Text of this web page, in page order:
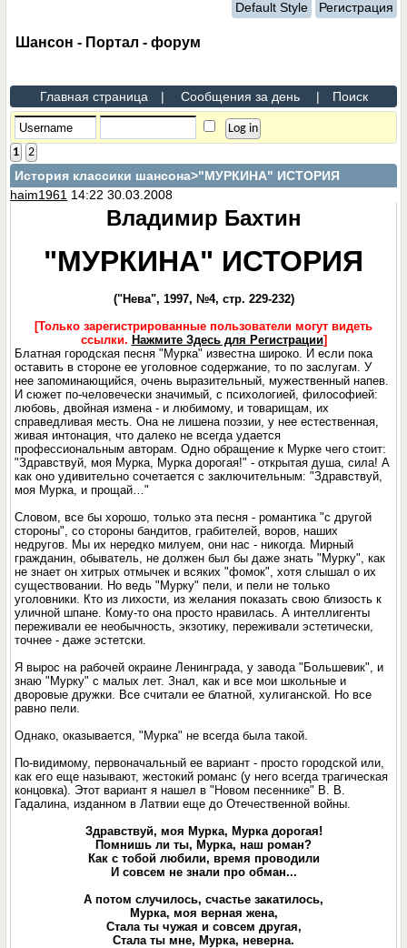
Default Style Регистрация
Шансон - Портал - форум
Главная страница | Сообщения за день | Поиск
1 2
История классики шансона>"МУРКИНА" ИСТОРИЯ
haim1961 14:22 30.03.2008
Владимир Бахтин
"МУРКИНА" ИСТОРИЯ
("Нева", 1997, №4, стр. 229-232)
[Только зарегистрированные пользователи могут видеть
ссылки. Нажмите Здесь для Регистрации]
Блатная городская песня "Мурка" известна широко. И если пока
оставить в стороне ее уголовное содержание, то по заслугам. У
нее запоминающийся, очень выразительный, мужественный напев.
И сюжет по-человечески значимый, с психологией, философией:
любовь, двойная измена - и любимому, и товарищам, их
справедливая месть. Она не лишена поэзии, у нее естественная,
живая интонация, что далеко не всегда удается
профессиональным авторам. Одно обращение к Мурке чего стоит:
"Здравствуй, моя Мурка, Мурка дорогая!" - открытая душа, сила! А
как оно удивительно сочетается с заключительным: "Здравствуй,
моя Мурка, и прощай…"
Словом, все бы хорошо, только эта песня - романтика "с другой
стороны", со стороны бандитов, грабителей, воров, наших
недругов. Мы их нередко милуем, они нас - никогда. Мирный
гражданин, обыватель, не должен был бы даже знать "Мурку", как
не знает он хитрых отмычек и всяких "фомок", хотя слышал о их
существовании. Но ведь "Мурку" пели, и пели не только
уголовники. Кто из лихости, из желания показать свою близость к
уличной шпане. Кому-то она просто нравилась. А интеллигенты
переживали ее необычность, экзотику, переживали эстетически,
точнее - даже эстетски.
Я вырос на рабочей окраине Ленинграда, у завода "Большевик", и
знаю "Мурку" с малых лет. Знал, как и все мои школьные и
дворовые дружки. Все считали ее блатной, хулиганской. Но все
равно пели.
Однако, оказывается, "Мурка" не всегда была такой.
По-видимому, первоначальный ее вариант - просто городской или,
как его еще называют, жестокий романс (у него всегда трагическая
концовка). Этот вариант я нашел в "Новом песеннике" В. В.
Гадалина, изданном в Латвии еще до Отечественной войны.
Здравствуй, моя Мурка, Мурка дорогая!
Помнишь ли ты, Мурка, наш роман?
Как с тобой любили, время проводили
И совсем не знали про обман...
А потом случилось, счастье закатилось,
Мурка, моя верная жена,
Стала ты чужая и совсем другая,
Стала ты мне, Мурка, неверна.